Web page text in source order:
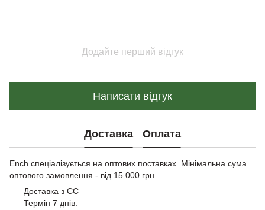
Додайте перший відгук
Написати відгук
Доставка Оплата
Ench спеціалізується на оптових поставках. Мінімальна сума
оптового замовлення - від 15 000 грн.
Доставка з ЄС
Термін 7 днів.